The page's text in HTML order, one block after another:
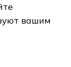
вашим